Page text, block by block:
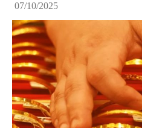
07/10/2025